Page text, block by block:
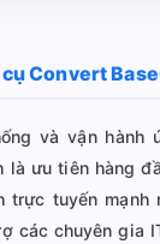
Convert
và vận hành
là ưu tiên hàng
trực tuyến mạnh
các chuyên gia